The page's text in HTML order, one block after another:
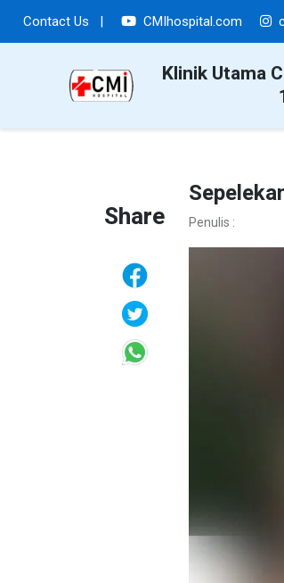
Contact Us | CMIhospital.com
Klinik Utama
Share Penulis :